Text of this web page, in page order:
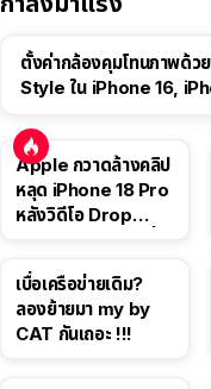
ตั้งค่ากล้องคุมโทนภาพด้
Style ใน iPhone 16,
Apple กวาดล้างคลิป
หลุด iPhone 18 Pro
หลังวิดีโอ Drop
เบื่อเครือข่ายเดิม?
ลองย้ายมา my by
CAT กันเถอะ !!!